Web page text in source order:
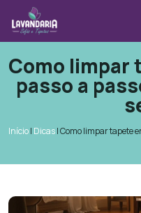
Como limpar
passo a
Início| Dicas|Como limpar tapete